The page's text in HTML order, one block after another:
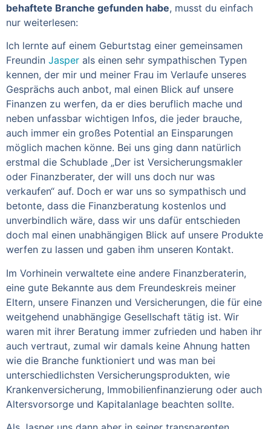
behaftete Branche gefunden habe, musst du einfach
nur weiterlesen:
Ich lernte auf einem Geburtstag einer gemeinsamen
Freundin Jasper als einen sehr sympathischen Typen
kennen, der mir und meiner Frau im Verlaufe unseres
Gesprächs auch anbot, mal einen Blick auf unsere
Finanzen zu werfen, da er dies beruflich mache und
neben unfassbar wichtigen Infos, die jeder brauche,
auch immer ein großes Potential an Einsparungen
möglich machen könne. Bei uns ging dann natürlich
erstmal die Schublade „Der ist Versicherungsmakler
oder Finanzberater, der will uns doch nur was
verkaufen“ auf. Doch er war uns so sympathisch und
betonte, dass die Finanzberatung kostenlos und
unverbindlich wäre, dass wir uns dafür entschieden
doch mal einen unabhängigen Blick auf unsere Produkte
werfen zu lassen und gaben ihm unseren Kontakt.
Im Vorhinein verwaltete eine andere Finanzberaterin,
eine gute Bekannte aus dem Freundeskreis meiner
Eltern, unsere Finanzen und Versicherungen, die für eine
weitgehend unabhängige Gesellschaft tätig ist. Wir
waren mit ihrer Beratung immer zufrieden und haben ihr
auch vertraut, zumal wir damals keine Ahnung hatten
wie die Branche funktioniert und was man bei
unterschiedlichsten Versicherungsprodukten, wie
Krankenversicherung, Immobilienfinanzierung oder auch
Altersvorsorge und Kapitalanlage beachten sollte.